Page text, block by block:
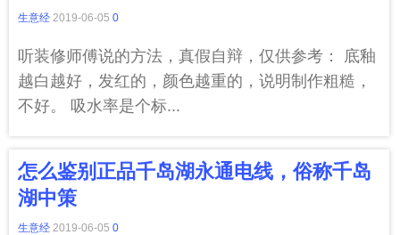
生意经 2019-06-05 0
听装修师傅说的方法，真假自辩，仅供参考： 底釉
越白越好，发红的，颜色越重的，说明制作粗糙，
不好。 吸水率是个标...
怎么鉴别正品千岛湖永通电线，俗称千岛
湖中策
生意经 2019-06-05 0